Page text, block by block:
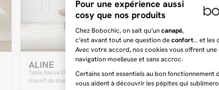
ALINE
Table basse D.100 cm ALINE bois
massif de manguier
549 €
Table basse
plateau